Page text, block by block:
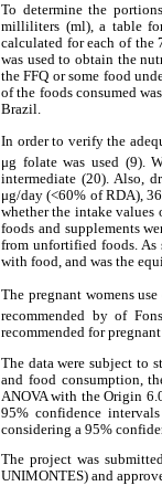
To determine the
milliliters (ml), a table
calculated for each of the
was used to obtain the
the FFQ or some food
of the foods consumed
Brazil.
In order to verify the
μg folate was used (9).
intermediate (20). Also,
μg/day (<60% of RDA),
whether the intake
foods and supplements
from unfortified foods. As
with food, and was the
The pregnant womens
recommended by of
recommended for
The data were subject to
and food consumption,
ANOVA with the Origin
95% confidence
considering a 95%
The project was
UNIMONTES) and